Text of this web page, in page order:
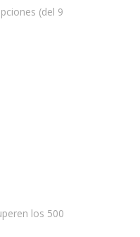
(del 9
los 500